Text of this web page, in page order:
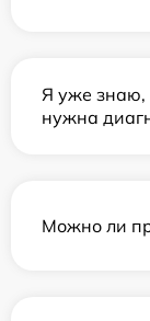
Я уже знаю,
нужна
Можно ли